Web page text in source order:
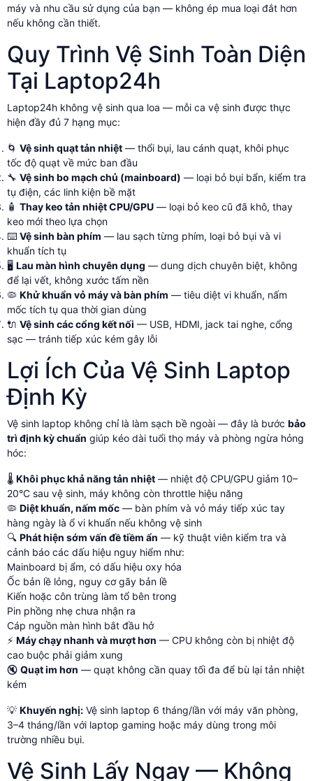
máy và nhu cầu sử dụng của bạn — không ép mua loại đắt hơn
nếu không cần thiết.
Quy Trình Vệ Sinh Toàn Diện
Tại Laptop24h
Laptop24h không vệ sinh qua loa — mỗi ca vệ sinh được thực
hiện đầy đủ 7 hạng mục:
🌀 Vệ sinh quạt tản nhiệt — thổi bụi, lau cánh quạt, khôi phục
tốc độ quạt về mức ban đầu
🔧 Vệ sinh bo mạch chủ (mainboard) — loại bỏ bụi bẩn, kiểm tra
tụ điện, các linh kiện bề mặt
🧴 Thay keo tản nhiệt CPU/GPU — loại bỏ keo cũ đã khô, thay
keo mới theo lựa chọn
⌨️ Vệ sinh bàn phím — lau sạch từng phím, loại bỏ bụi và vi
khuẩn tích tụ
🖥️ Lau màn hình chuyên dụng — dung dịch chuyên biệt, không
để lại vết, không xước tấm nền
🦠 Khử khuẩn vỏ máy và bàn phím — tiêu diệt vi khuẩn, nấm
mốc tích tụ qua thời gian dùng
🔌 Vệ sinh các cổng kết nối — USB, HDMI, jack tai nghe, cổng
sạc — tránh tiếp xúc kém gây lỗi
Lợi Ích Của Vệ Sinh Laptop
Định Kỳ
Vệ sinh laptop không chỉ là làm sạch bề ngoài — đây là bước bảo
trì định kỳ chuẩn giúp kéo dài tuổi thọ máy và phòng ngừa hỏng
hóc:
🌡️ Khôi phục khả năng tản nhiệt — nhiệt độ CPU/GPU giảm 10–
20°C sau vệ sinh, máy không còn throttle hiệu năng
🦠 Diệt khuẩn, nấm mốc — bàn phím và vỏ máy tiếp xúc tay
hàng ngày là ổ vi khuẩn nếu không vệ sinh
🔍 Phát hiện sớm vấn đề tiềm ẩn — kỹ thuật viên kiểm tra và
cảnh báo các dấu hiệu nguy hiểm như:
Mainboard bị ẩm, có dấu hiệu oxy hóa
Ốc bản lề lỏng, nguy cơ gãy bản lề
Kiến hoặc côn trùng làm tổ bên trong
Pin phồng nhẹ chưa nhận ra
Cáp nguồn màn hình bắt đầu hở
⚡ Máy chạy nhanh và mượt hơn — CPU không còn bị nhiệt độ
cao buộc phải giảm xung
🔇 Quạt im hơn — quạt không cần quay tối đa để bù lại tản nhiệt
kém
💡 Khuyến nghị: Vệ sinh laptop 6 tháng/lần với máy văn phòng,
3–4 tháng/lần với laptop gaming hoặc máy dùng trong môi
trường nhiều bụi.
Vệ Sinh Lấy Ngay — Không